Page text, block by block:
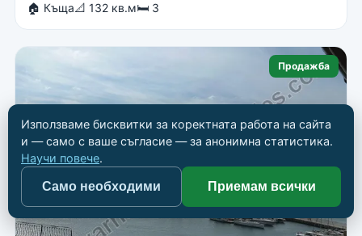
🏠 Къща📐 132 кв.м🛏 3
Продажба
Използваме бисквитки за коректната работа на сайта
и — само с ваше съгласие — за анонимна статистика.
Научи повече.
Само необходими Приемам всички